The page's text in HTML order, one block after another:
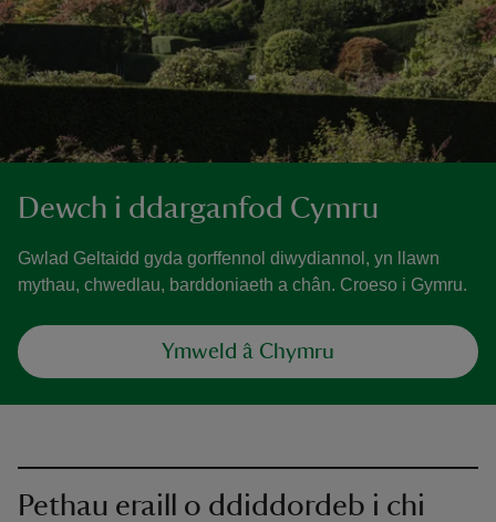
Dewch i ddarganfod Cymru
Gwlad Geltaidd gyda gorffennol diwydiannol, yn llawn
mythau, chwedlau, barddoniaeth a chân. Croeso i Gymru.
Ymweld â Chymru
Pethau eraill o ddiddordeb i chi